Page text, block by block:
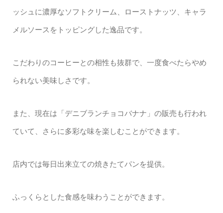
ッシュに濃厚なソフトクリーム、ローストナッツ、キャラ
メルソースをトッピングした逸品です。
こだわりのコーヒーとの相性も抜群で、一度食べたらやめ
られない美味しさです。
また、現在は「デニブランチョコバナナ」の販売も行われ
ていて、さらに多彩な味を楽しむことができます。
店内では毎日出来立ての焼きたてパンを提供。
ふっくらとした食感を味わうことができます。